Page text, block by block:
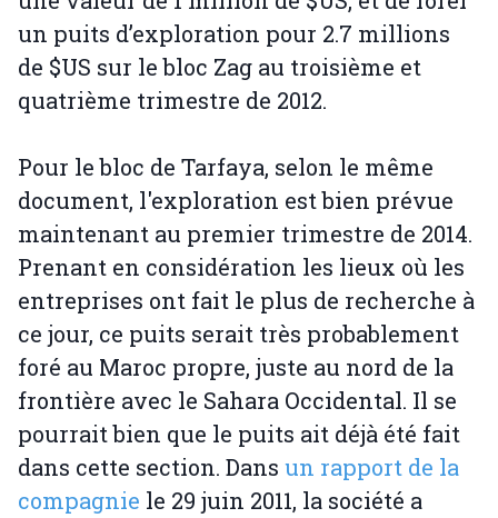
un puits d’exploration pour 2.7 millions
de $US sur le bloc Zag au troisième et
quatrième trimestre de 2012.
Pour le bloc de Tarfaya, selon le même
document, l'exploration est bien prévue
maintenant au premier trimestre de 2014.
Prenant en considération les lieux où les
entreprises ont fait le plus de recherche à
ce jour, ce puits serait très probablement
foré au Maroc propre, juste au nord de la
frontière avec le Sahara Occidental. Il se
pourrait bien que le puits ait déjà été fait
dans cette section. Dans un rapport de la
compagnie le 29 juin 2011, la société a